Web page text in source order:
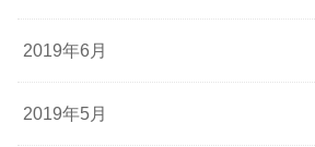
2019年6月
2019年5月